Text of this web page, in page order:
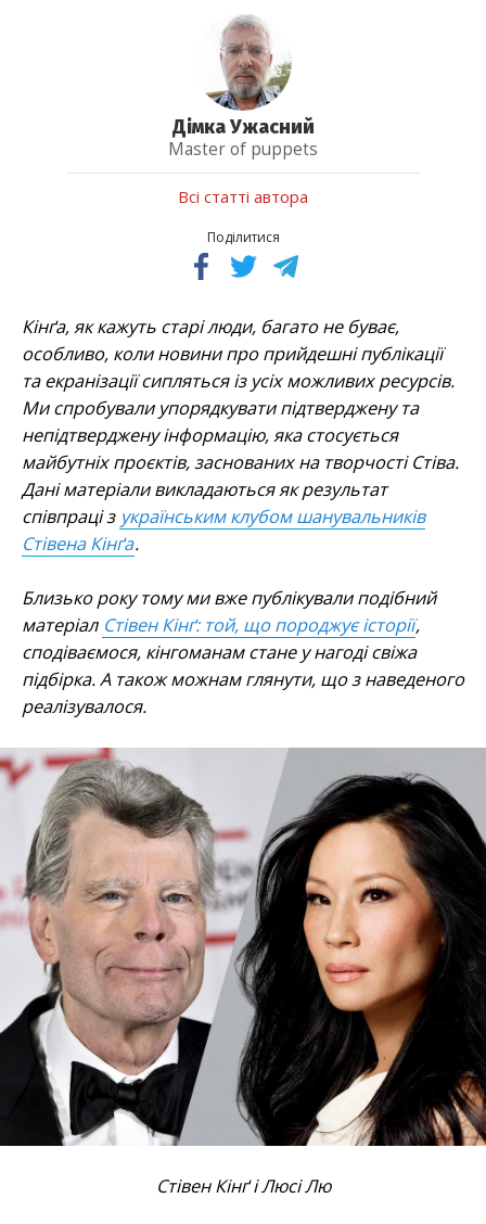
Дімка Ужасний
Master of puppets
Всі статті автора
Поділитися
Кінґа, як кажуть старі люди, багато не буває,
особливо, коли новини про прийдешні публікації
та екранізації сипляться із усіх можливих ресурсів.
Ми спробували упорядкувати підтверджену та
непідтверджену інформацію, яка стосується
майбутніх проєктів, заснованих на творчості Стіва.
Дані матеріали викладаються як результат
співпраці з українським клубом шанувальників
Стівена Кінґа.
Близько року тому ми вже публікували подібний
матеріал Стівен Кінґ: той, що породжує історії,
сподіваємося, кінгоманам стане у нагоді свіжа
підбірка. А також можнам глянути, що з наведеного
реалізувалося.
Стівен Кінґ і Люсі Лю